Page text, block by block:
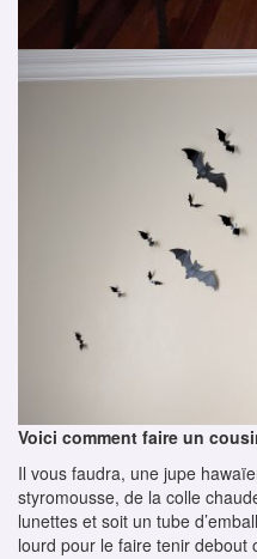
Voici comment faire un
Il vous faudra, une jupe
styromousse, de la colle
lunettes et soit un tube
lourd pour le faire tenir debout